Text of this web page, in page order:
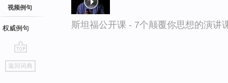
视频例句
权威例句
go
top
返回词典
斯坦福公开课 - 7个颠覆你思想的演讲